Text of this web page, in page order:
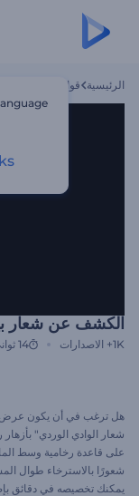
الرئيسية قوالب
الكشف عن شعار
1K+ الاصدارات 14 ثواني
هل ترغب في أن يكون عرض
شعار الوادي الوردي"
على قاعدة رخامية وسط
شعورًا بالاسترخاء طوال
يمكنك تخصيصه في دقائق